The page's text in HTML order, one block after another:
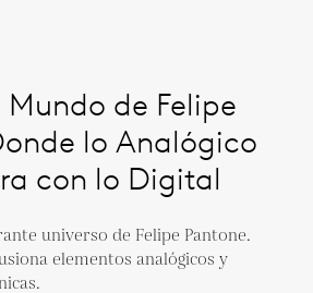
de Felipe
lo Analógico
con lo Digital
universo de Felipe Pantone.
elementos analógicos y